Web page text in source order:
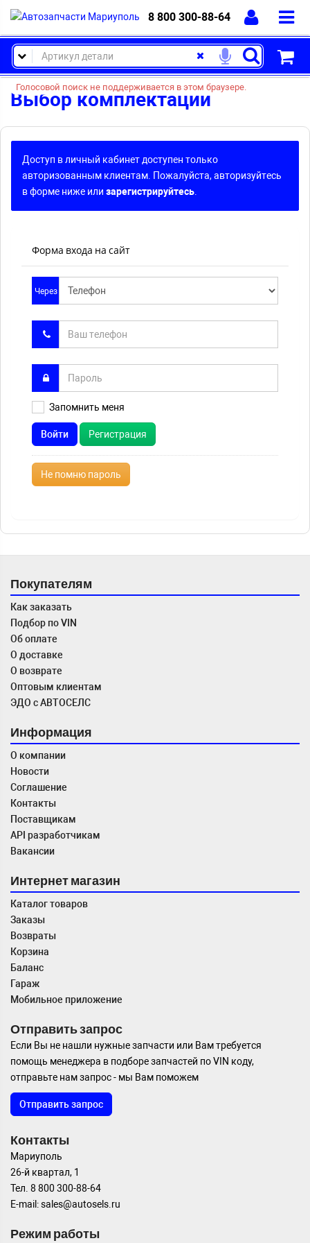
8 800 300-88-64
Голосовой поиск не поддерживается в этом браузере.
Выбор комплектации
Доступ в личный кабинет доступен только
авторизованным клиентам. Пожалуйста, авторизуйтесь
в форме ниже или зарегистрируйтесь
Форма входа на сайт
Через
Запомнить меня
Войти Регистрация
Не помню пароль
Покупателям
Как заказать
Подбор по VIN
Об оплате
О доставке
О возврате
Оптовым клиентам
ЭДО с АВТОСЕЛС
Информация
О компании
Новости
Соглашение
Контакты
Поставщикам
API разработчикам
Вакансии
Интернет магазин
Каталог товаров
Заказы
Возвраты
Корзина
Баланс
Гараж
Мобильное приложение
Отправить запрос
Если Вы не нашли нужные запчасти или Вам требуется
помощь менеджера в подборе запчастей по VIN коду,
отправьте нам запрос - мы Вам поможем
Отправить запрос
Контакты
Мариуполь
26-й квартал, 1
Тел. 8 800 300-88-64
E-mail: sales@autosels.ru
Режим работы